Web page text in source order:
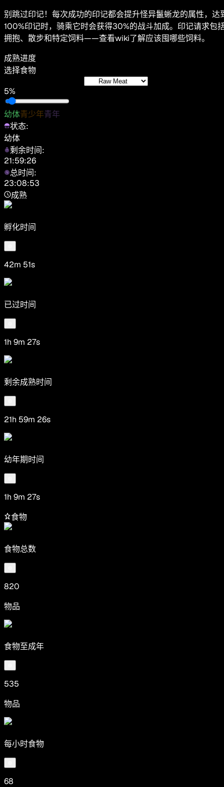
别跳过印记！每次成功的印记都会提升怪异鬣蜥龙的属性，达
100%印记时，骑乘它时会获得30%的战斗加成。印记请求包
拥抱、散步和特定饲料——查看wiki了解应该囤哪些饲料。
成熟进度
选择食物
5%
幼体青少年青年
状态:
幼体
剩余时间:
21:59:26
总时间:
23:08:53
成熟
孵化时间
42m 51s
已过时间
1h 9m 27s
剩余成熟时间
21h 59m 26s
幼年期时间
1h 9m 27s
食物
食物总数
820
物品
食物至成年
535
物品
每小时食物
68